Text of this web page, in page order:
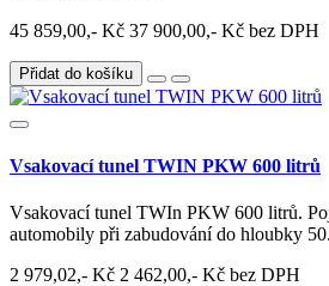
45 859,00,- Kč 37 900,00,- Kč bez DPH
Přidat do košíku
Vsakovací tunel TWIN PKW 600 litrů
Vsakovací tunel TWIn PKW 600 litrů.
automobily při zabudování do hloubky
2 979,02,- Kč 2 462,00,- Kč bez DPH